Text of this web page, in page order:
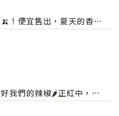
前天上架了一大串的香蕉🍌！便宜售出，夏天的香蕉不易黃，所以皮綠綠的稍微有軟了就可以吃，裕蔬👨‍🌾吃的很開心🥳好甜唷！謝謝您喜歡裕蔬👨......
最近新聞爆辣椒漲價，剛好我們的辣椒🌶️正紅中，採收了一些上架竹北農會，無農藥栽種的辣椒🌶️用心管理生長的滿滿的辣椒🌶️，辣椒🌶️可以洗乾淨後放......